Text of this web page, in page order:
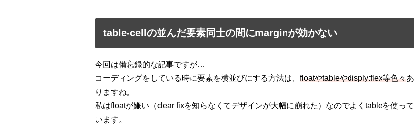
table-cellの並んだ要素同士の間にmarginが効かない
今回は備忘録的な記事ですが…
コーディングをしている時に要素を横並びにする方法は、 floatやtableやdisply:flex等色々あ
りますね。
私はfloatが嫌い（clear fixを知らなくてデザインが大幅に崩れた）なのでよくtableを使って
います。